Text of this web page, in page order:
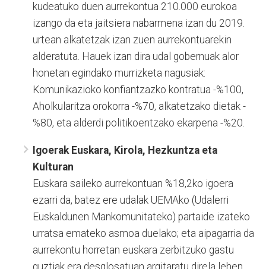
kudeatuko duen aurrekontua 210.000 eurokoa
izango da eta jaitsiera nabarmena izan du 2019.
urtean alkatetzak izan zuen aurrekontuarekin
alderatuta. Hauek izan dira udal gobernuak alor
honetan egindako murrizketa nagusiak:
Komunikazioko konfiantzazko kontratua -%100,
Aholkularitza orokorra -%70, alkatetzako dietak -
%80, eta alderdi politikoentzako ekarpena -%20.
Igoerak Euskara, Kirola, Hezkuntza eta
Kulturan
Euskara saileko aurrekontuan %18,2ko igoera
ezarri da, batez ere udalak UEMAko (Udalerri
Euskaldunen Mankomunitateko) partaide izateko
urratsa emateko asmoa duelako; eta aipagarria da
aurrekontu horretan euskara zerbitzuko gastu